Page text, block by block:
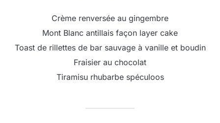
Crème renversée au gingembre
Mont Blanc antillais façon layer cake
Toast de rillettes de bar sauvage à vanille et boudin
Fraisier au chocolat
Tiramisu rhubarbe spéculoos